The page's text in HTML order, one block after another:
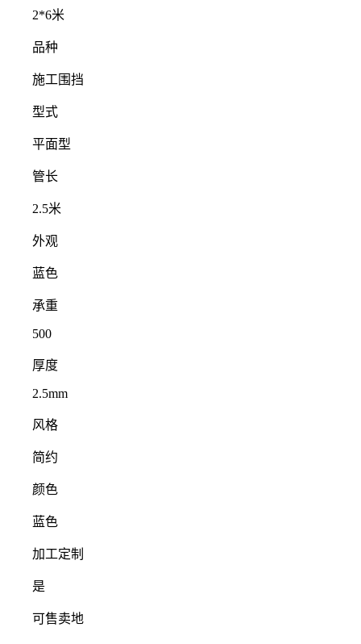
2*6米
品种
施工围挡
型式
平面型
管长
2.5米
外观
蓝色
承重
500
厚度
2.5mm
风格
简约
颜色
蓝色
加工定制
是
可售卖地